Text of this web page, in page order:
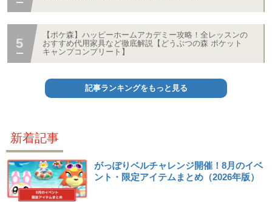
【ポケ森】ハッピーホームアカデミー攻略！全レッスンの
おすすめ代用家具など徹底解説【どうぶつの森 ポケット
キャンプコンプリート】
記事ランキングをもっと見る
新着記事
がっぽりベルチャレンジ開催！8月のイベ
ント・限定アイテムまとめ（2026年版）